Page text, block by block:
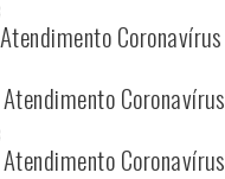
Coronavírus
Coronavírus
Coronavírus